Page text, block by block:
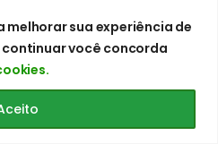
melhorar sua experiência de
você concorda